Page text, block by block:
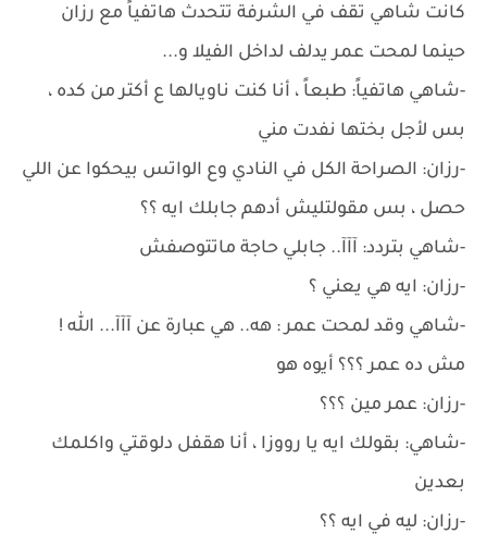
كانت شاهي تقف في الشرفة تتحدث هاتفياً مع رزان
حينما لمحت عمر يدلف لداخل الفيلا و...
-شاهي هاتفياً: طبعاً ، أنا كنت ناويالها ع أكتر من كده ،
بس لأجل بختها نفدت مني
-رزان: الصراحة الكل في النادي وع الواتس بيحكوا عن اللي
حصل ، بس مقولتليش أدهم جابلك ايه ؟؟
-شاهي بتردد: آآآ.. جابلي حاجة ماتتوصفش
-رزان: ايه هي يعني ؟
-شاهي وقد لمحت عمر : هه.. هي عبارة عن آآآ... الله !
مش ده عمر ؟؟؟ أيوه هو
-رزان: عمر مين ؟؟؟
-شاهي: بقولك ايه يا رووزا ، أنا هقفل دلوقتي واكلمك
بعدين
-رزان: ليه في ايه ؟؟